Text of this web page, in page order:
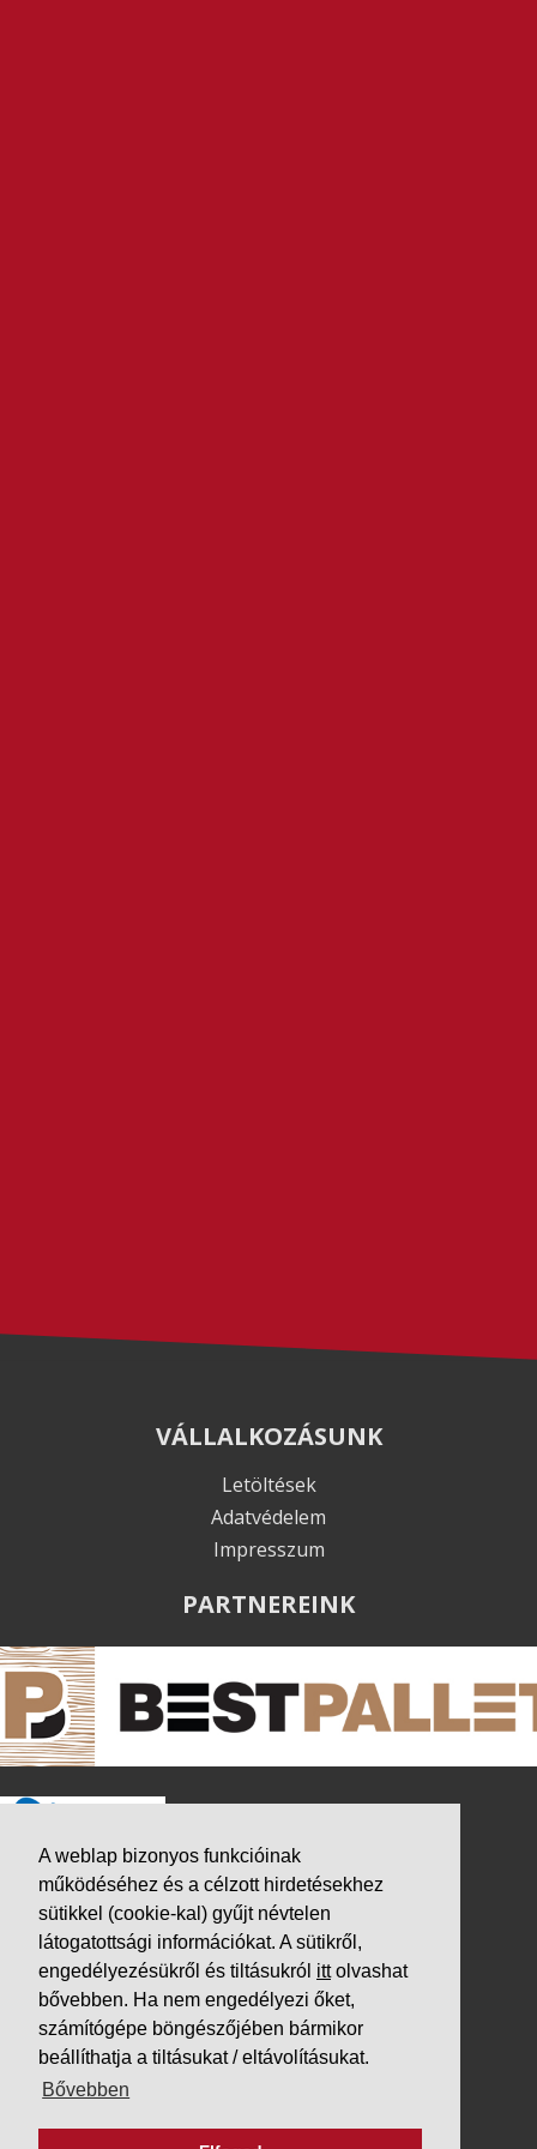
A weblap bizonyos funkcióinak
működéséhez és a célzott hirdetésekhez
sütikkel (cookie-kal) gyűjt névtelen
látogatottsági információkat. A sütikről,
engedélyezésükről és tiltásukról ittolvashat
bővebben. Ha nem engedélyezi őket,
számítógépe böngészőjében bármikor
beállíthatja a tiltásukat / eltávolításukat.
Bővebben
VÁLLALKOZÁSUNK
Letöltések
Adatvédelem
Impresszum
PARTNEREINK
Autópálya díjak